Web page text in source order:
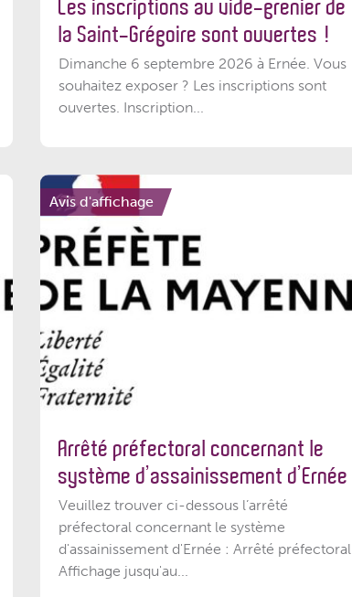
Les inscriptions au vide-grenier de
la Saint-Grégoire sont ouvertes !
Dimanche 6 septembre 2026 à Ernée. Vous
souhaitez exposer ? Les inscriptions sont
ouvertes. Inscription...
Avis d'affichage
Arrêté préfectoral concernant le
système d’assainissement d’Ernée
Veuillez trouver ci-dessous l’arrêté
préfectoral concernant le système
d'assainissement d'Ernée : Arrêté préfectoral
Affichage jusqu'au...